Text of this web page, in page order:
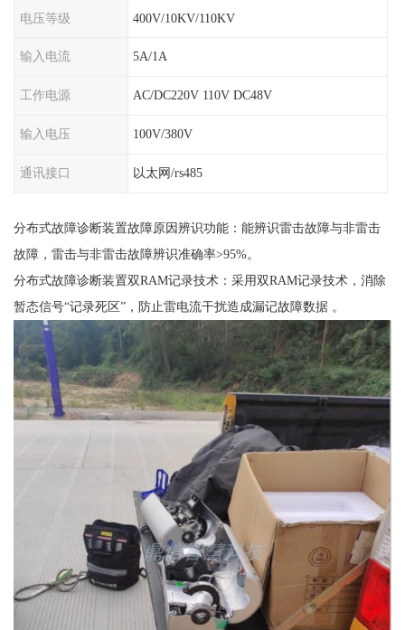
电压等级 400V/10KV/110KV
输入电流 5A/1A
工作电源 AC/DC220V 110V DC48V
输入电压 100V/380V
通讯接口 以太网/rs485
分布式故障诊断装置故障原因辨识功能：能辨识雷击故障与非雷击
故障，雷击与非雷击故障辨识准确率>95%。
分布式故障诊断装置双RAM记录技术：采用双RAM记录技术，消除
暂态信号“记录死区”，防止雷电流干扰造成漏记故障数据 。